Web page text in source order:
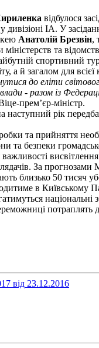
відбулося
у дивізіоні ІА. У
Анатолій Брезвін,
та
спортивний
а й загалом для всієї
до еліти
- разом із
прем’єр-міністр.
наступний рік
та прийняття
та безпеки
За прогнозами
близько 50 тисяч
в Київському
потраплять
від 23.12.2016